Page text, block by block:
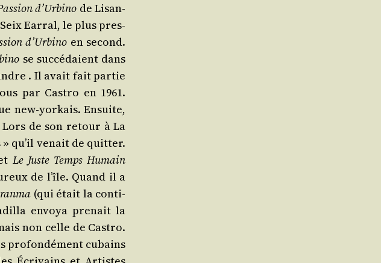
d’Ur­bi­no de Lisan­
Ear­ral, le plus pres­
d’Ur­bi­no en second.
se suc­cé­daient dans
. Il avait fait par­tie
par Cas­tro en 1961.
new-yor­kais. Ensuite,
de son retour à La
qu’il venait de quit­ter.
Le Juste Temps Humain
de l’île. Quand il a
(qui était la conti­
envoya pre­nait la
non celle de Cas­tro.
pro­fon­dé­ment cubains